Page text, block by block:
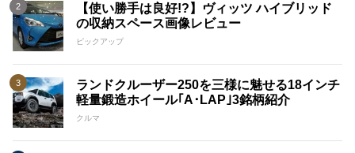
【使い勝手は良好!?】ヴィッツ ハイブリッド
の収納スペース画像レビュー
ピックアップ
ランドクルーザー250を三様に魅せる18インチ
軽量鍛造ホイール｢A･LAP｣3銘柄紹介
クルマ